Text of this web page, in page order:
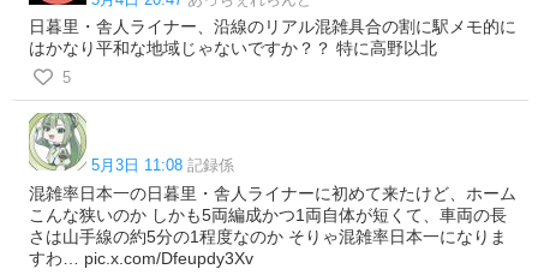
日暮里・舎人ライナー、沿線のリアル混雑具合の割に駅メモ的に
はかなり平和な地域じゃないですか？？ 特に高野以北
5
5月3日 11:08 記録係
混雑率日本一の日暮里・舎人ライナーに初めて来たけど、ホーム
こんな狭いのか しかも5両編成かつ1両自体が短くて、車両の長
さは山手線の約5分の1程度なのか そりゃ混雑率日本一になりま
すわ… pic.x.com/Dfeupdy3Xv